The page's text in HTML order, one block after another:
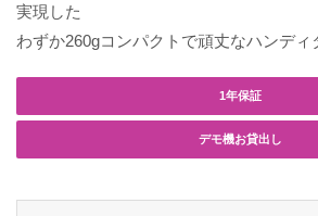
実現した
わずか260gコンパクトで頑丈なハンディ
1年保証
デモ機お貸出し